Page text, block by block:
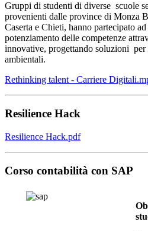
Gruppi di studenti di diverse scuole
provenienti dalle province di Monza
Caserta e Chieti, hanno partecipato
potenziamento delle competenze
innovative, progettando soluzioni per
ambientali.
Rethinking talent - Carriere
Resilience Hack
Resilience Hack.pdf
Corso contabilità con SAP